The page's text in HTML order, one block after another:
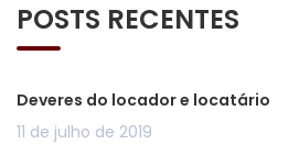
POSTS RECENTES
Deveres do locador e locatário
11 de julho de 2019